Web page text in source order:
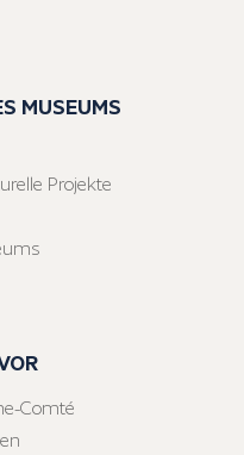
MUSEUMS
Projekte
Comté